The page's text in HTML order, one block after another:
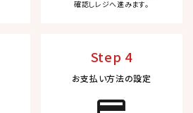
確認しレジへ進みます。
Step 4
お支払い方法の設定